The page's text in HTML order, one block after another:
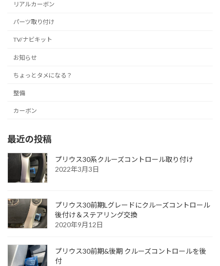
リアルカーボン
パーツ取り付け
TV/ナビキット
お知らせ
ちょっとタメになる？
整備
カーボン
最近の投稿
プリウス30系クルーズコントロール取り付け
2022年3月3日
プリウス30前期Lグレードにクルーズコントロール
後付け＆ステアリング交換
2020年9月12日
プリウス30前期&後期 クルーズコントロールを後
付